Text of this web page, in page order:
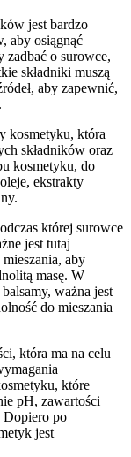
jest bardzo
aby osiągnąć
zadbać o surowce,
składniki muszą
aby zapewnić,
kosmetyku, która
składników oraz
kosmetyku, do
ekstrakty
której surowce
jest tutaj
aby
masę. W
ważna jest
do mieszania
która ma na celu
które
pH, zawartości
Dopiero po
jest